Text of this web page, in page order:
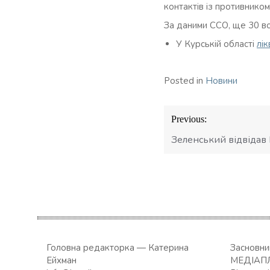
контактів із
За даними ССО, ще 30
У Курській області
Posted in Новини
Навігація
записів
Previous:
Зеленський
Головна редакторка — Катерина
Ейхман